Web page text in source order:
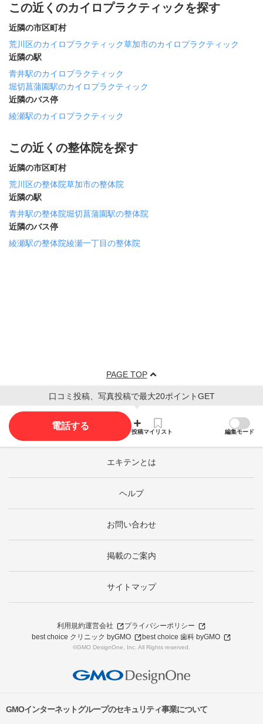
この近くのカイロプラクティックを探す
近隣の市区町村
荒川区のカイロプラクティック草加市のカイロプラクティック
近隣の駅
青井駅のカイロプラクティック
堀切菖蒲園駅のカイロプラクティック
近隣のバス停
綾瀬駅のカイロプラクティック
この近くの整体院を探す
近隣の市区町村
荒川区の整体院草加市の整体院
近隣の駅
青井駅の整体院堀切菖蒲園駅の整体院
近隣のバス停
綾瀬駅の整体院綾瀬一丁目の整体院
PAGE TOP
口コミ投稿、写真投稿で最大20ポイントGET
電話する
投稿マイリスト 編集モード
エキテンとは
ヘルプ
お問い合わせ
掲載のご案内
サイトマップ
利用規約運営会社
プライバシーポリシー
best choice クリニック byGMO
best choice 歯科 byGMO
©GMO DesignOne, Inc. All Rights reserved.
GMOインターネットグループのセキュリティ事業について